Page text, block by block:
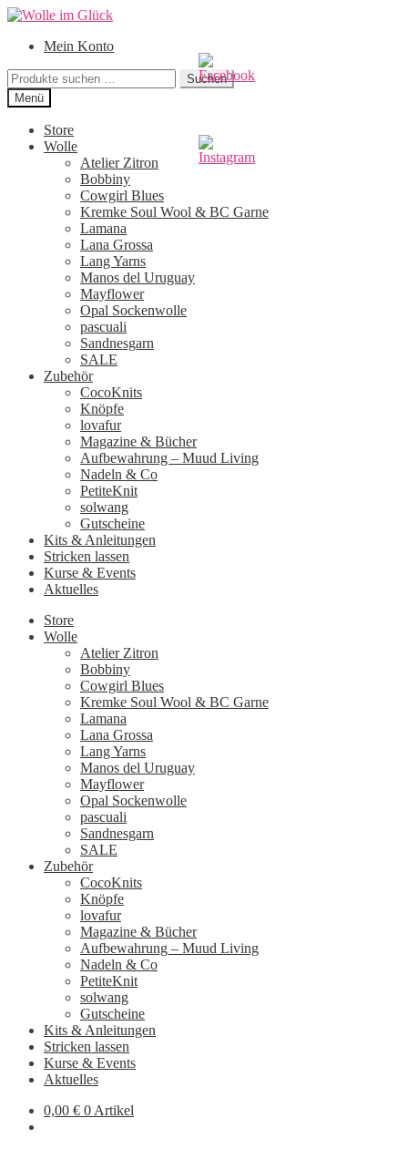
Zur
springen
Zum
springenMein Konto
Suchen
nach:
Suchen
Menü
Store
Wolle
Atelier Zitron
Bobbiny
Cowgirl Blues
Kremke Soul Wool & BC Garne
Lamana
Lana Grossa
Lang Yarns
Manos del Uruguay
Mayflower
Opal Sockenwolle
pascuali
Sandnesgarn
SALE
Zubehör
CocoKnits
Knöpfe
lovafur
Magazine & Bücher
Aufbewahrung – Muud Living
Nadeln & Co
PetiteKnit
solwang
Gutscheine
Kits & Anleitungen
Stricken lassen
Kurse & Events
Aktuelles
Store
Wolle
Atelier Zitron
Bobbiny
Cowgirl Blues
Kremke Soul Wool & BC Garne
Lamana
Lana Grossa
Lang Yarns
Manos del Uruguay
Mayflower
Opal Sockenwolle
pascuali
Sandnesgarn
SALE
Zubehör
CocoKnits
Knöpfe
lovafur
Magazine & Bücher
Aufbewahrung – Muud Living
Nadeln & Co
PetiteKnit
solwang
Gutscheine
Kits & Anleitungen
Stricken lassen
Kurse & Events
Aktuelles
0,00 € 0 Artikel